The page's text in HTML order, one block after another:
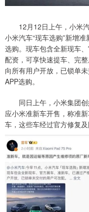
12月12日上午，小米汽
小米汽车“现车选购”新增
选购。现车包含全新现车
配资，可享快速提车、完
向所有用户开放，已锁单
APP选购。
同日上午，小米集团创
应小米准新车开售，称准
车，这些车经过官方修复及